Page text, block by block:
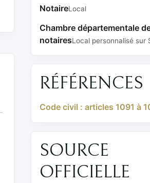
NotaireLocal
Chambre départementale
notairesLocal personnalisé sur
RÉFÉRENCES
Code civil : articles 1091 à
SOURCE
OFFICIELLE